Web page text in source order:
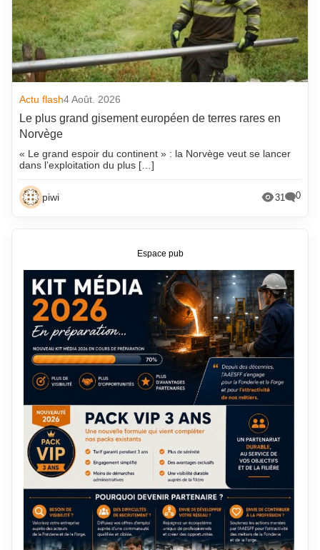
Actu flash4 Août. 2026
Le plus grand gisement européen de terres rares en
Norvège
« Le grand espoir du continent » : la Norvège veut se lancer
dans l’exploitation du plus […]
piwi 31 0
Espace pub